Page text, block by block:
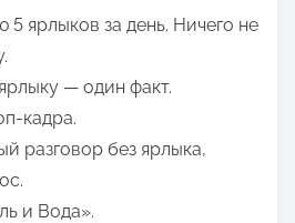
ярлыков за день. Ничего не
— один факт.
кадра.
разговор без ярлыка,
и Вода».